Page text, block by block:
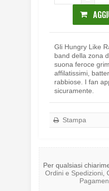
Gli Hungry Like
band della zona
suona feroce
affilatissimi,
rabbiose. I fan
sicuramente.
Stampa
Per qualsiasi
Ordini e Spedizioni,